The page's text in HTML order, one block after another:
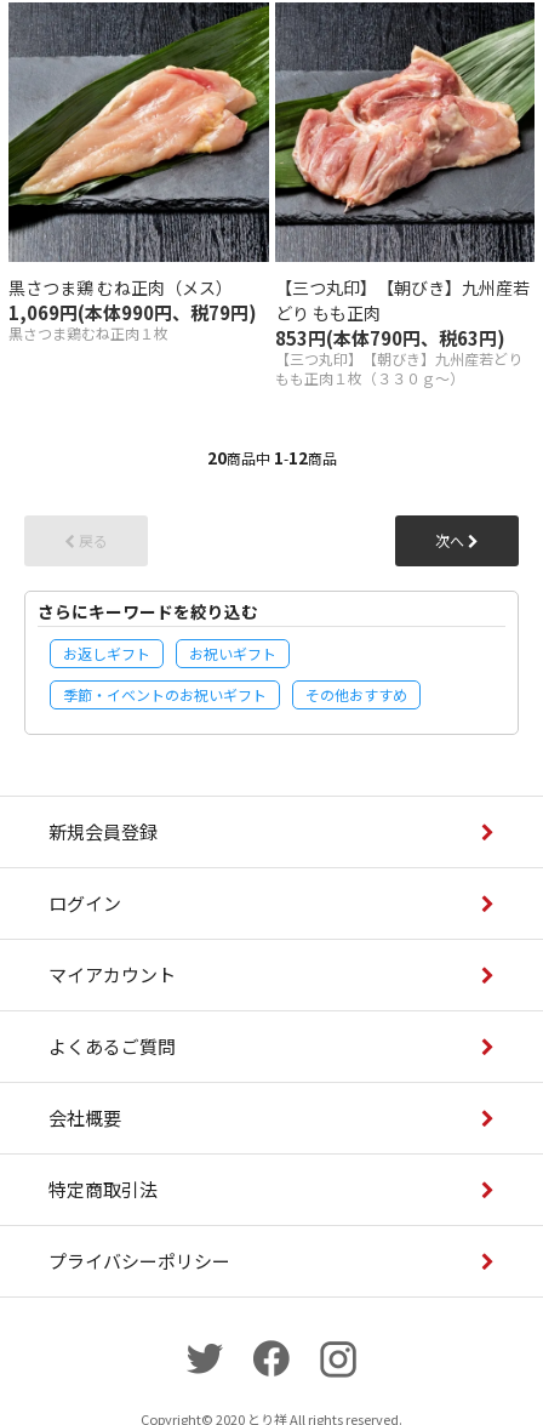
黒さつま鶏 むね正肉（メス）
1,069円(本体990円、税79円)
黒さつま鶏むね正肉１枚
【三つ丸印】【朝びき】九州産若
どり もも正肉
853円(本体790円、税63円)
【三つ丸印】【朝びき】九州産若どり
もも正肉１枚（３３０ｇ～）
20商品中 1-12商品
戻る 次へ
さらにキーワードを絞り込む
お返しギフト
お祝いギフト
季節・イベントのお祝いギフト
その他おすすめ
新規会員登録
ログイン
マイアカウント
よくあるご質問
会社概要
特定商取引法
プライバシーポリシー
Copyright© 2020 とり祥 All rights reserved.